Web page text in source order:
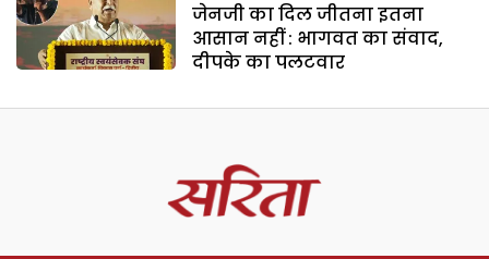
जेनजी का दिल जीतना इतना
आसान नहीं : भागवत का संवाद,
दीपके का पलटवार